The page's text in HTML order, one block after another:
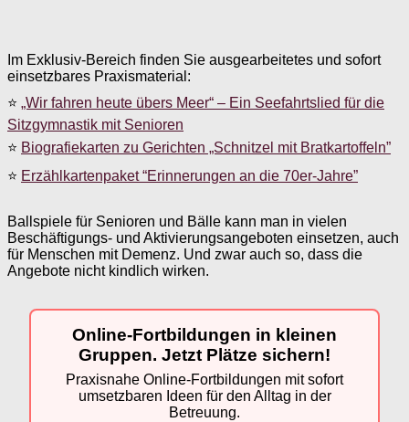
Im Exklusiv-Bereich finden Sie ausgearbeitetes und sofort
einsetzbares Praxismaterial:
⭐ „Wir fahren heute übers Meer“ – Ein Seefahrtslied für die
Sitzgymnastik mit Senioren
⭐ Biografiekarten zu Gerichten „Schnitzel mit Bratkartoffeln”
⭐ Erzählkartenpaket “Erinnerungen an die 70er-Jahre”
Ballspiele für Senioren und Bälle kann man in vielen
Beschäftigungs- und Aktivierungsangeboten einsetzen, auch
für Menschen mit Demenz. Und zwar auch so, dass die
Angebote nicht kindlich wirken.
Online-Fortbildungen in kleinen
Gruppen. Jetzt Plätze sichern!
Praxisnahe Online-Fortbildungen mit sofort
umsetzbaren Ideen für den Alltag in der
Betreuung.